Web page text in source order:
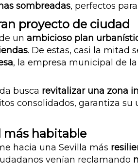
sombreadas, perfectos
proyecto de ciudad
un ambicioso plan
. De estas, casi la mitad
, la empresa municipal de
busca revitalizar una zona
consolidados, garantiza su
más habitable
hacia una Sevilla más
venían reclamando